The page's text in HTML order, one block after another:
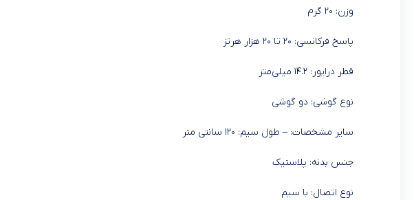
وزن: ۲۰ گرم
پاسخ فرکانسی: ۲۰ تا ۲۰ هزار هرتز
قطر درایور: ۱۴.۲ میلی‌متر
نوع گوشی: دو گوشی
سایر مشخصات: – طول سیم: ۱۲۰ سانتی متر
جنس بدنه: پلاستیک
نوع اتصال: با سیم